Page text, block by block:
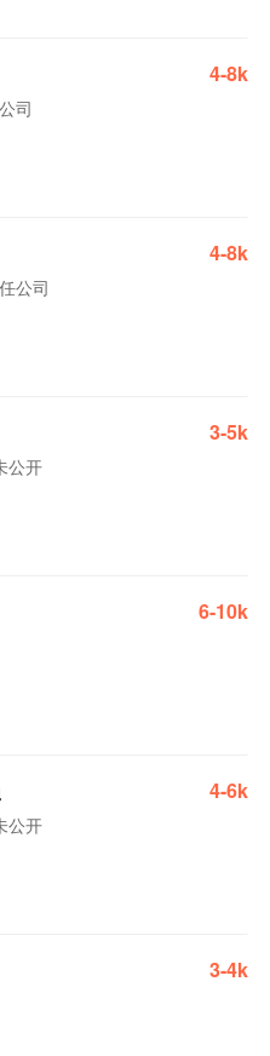
4-8k
司
4-8k
公司
3-5k
公开
6-10k
4-6k
公开
3-4k